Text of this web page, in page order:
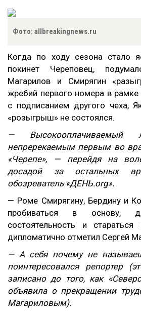
Фото: allbreakingnews.ru
Когда по ходу сезона стало
покинет Череповец,
Магарилов и Смирягин
жребий первого номера в
с подписанием другого чеха,
«розыгрыш» не состоялся.
— Высокооплачиваемый
непререкаемым первым во
«Черепе», — перейдя на
досадой за остальных
обозреватель «ДЕНЬ.org».
— Роме Смирягину, Бердину и
пробиваться в основу,
состоятельность и
дипломатично отметил Сергей
— А себя почему не
поинтересовался репортер
записано до того, как
объявила о прекращении
Магариловым).